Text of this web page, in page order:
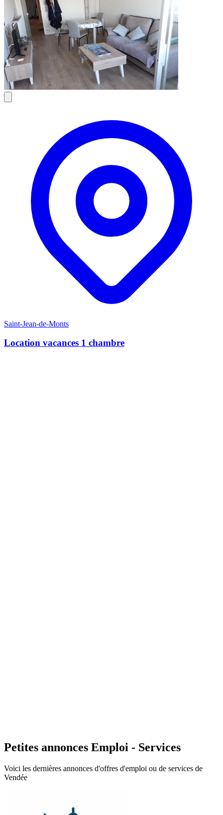
Saint-Jean-de-Monts
Location vacances 1 chambre
Petites annonces Emploi - Services
Voici les dernières annonces d'offres d'emploi ou de services de
Vendée